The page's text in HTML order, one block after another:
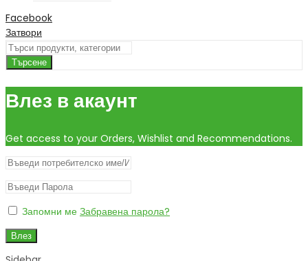
Facebook
Затвори
Търсене
Влез в акаунт
Get access to your Orders, Wishlist and Recommendations.
Запомни ме Забравена парола?
Влез